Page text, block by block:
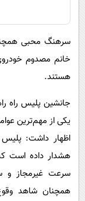
سرهنگ محبی
خانم مصدوم
هستند.
جانشین پلیس راه
یکی از مهم‌ترین
اظهار داشت: پلیس
هشدار داده است
سرعت غیرمجاز و
همچنان شاهد